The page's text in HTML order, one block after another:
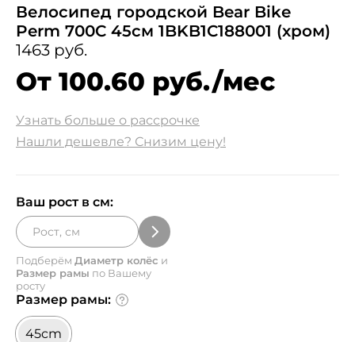
Велосипед городской Bear Bike
Perm 700C 45см 1BKB1C188001 (хром)
1463 руб.
От 100.60 руб./мес
Узнать больше о рассрочке
Нашли дешевле? Снизим цену!
Ваш рост в см:
Подберём Диаметр колёс и
Размер рамы по Вашему
росту
Размер рамы:
45cm